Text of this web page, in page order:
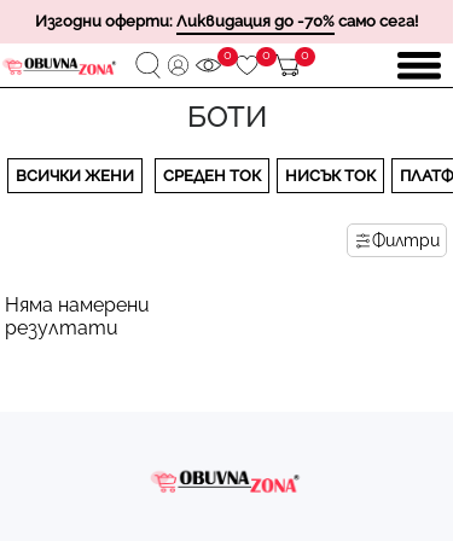
Изгодни оферти: Ликвидация до -70% само сега!
0 0 0
БОТИ
ВСИЧКИ ЖЕНИ СРЕДЕН ТОК НИСЪК ТОК
Филтри
Няма намерени
резултати